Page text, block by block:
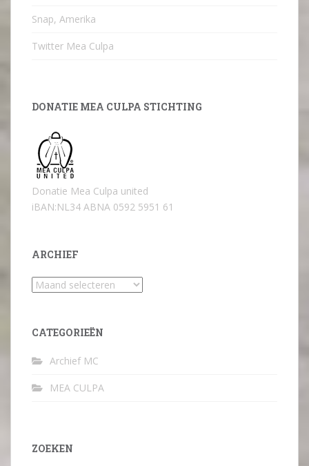
Snap, Amerika
Twitter Mea Culpa
DONATIE MEA CULPA STICHTING
Donatie Mea Culpa united
iBAN:NL34 ABNA 0592 5951 61
ARCHIEF
Archief
CATEGORIEËN
Archief MC
MEA CULPA
ZOEKEN